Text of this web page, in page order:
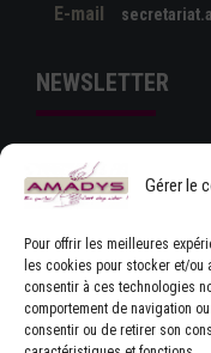
Gérer le
Pour offrir les meilleures
les cookies pour stocker et/
consentir à ces technologies
comportement de navigation
consentir ou de retirer son
E-mail
NEWSLETTER
J'ACCEPTE LES
D'UTILISATION